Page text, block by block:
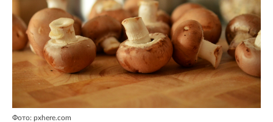
Фото: pxhere.com